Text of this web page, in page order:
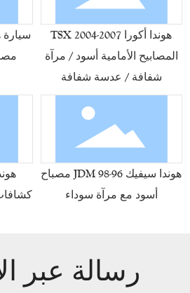
هوندا أكورا TSX 2004-2007
المصابيح الأمامية أسود / مرآة
شفافة / عدسة شفافة
هوندا سيفيك 96-98 JDM مصباح
أسود مع مرآة سوداء
رسالة عبر